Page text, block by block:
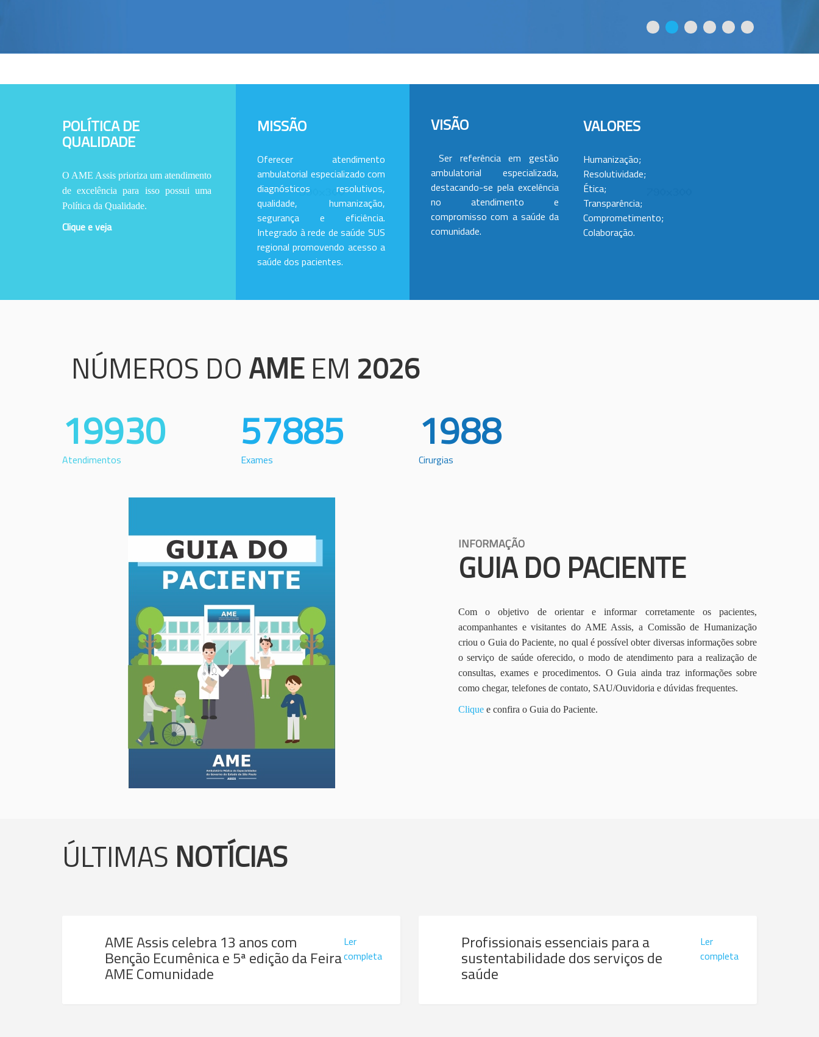
POLÍTICA DE
QUALIDADE
O AME Assis prioriza um atendimento
de excelência para isso possui uma
Política da Qualidade.
Clique e veja
MISSÃO
Oferecer atendimento
ambulatorial especializado com
diagnósticos resolutivos,
qualidade, humanização,
segurança e eficiência.
Integrado à rede de saúde SUS
regional promovendo acesso a
saúde dos pacientes.
VISÃO
Ser referência em gestão
ambulatorial especializada,
destacando-se pela excelência
no atendimento e
compromisso com a saúde da
comunidade.
VALORES
Humanização;
Resolutividade;
Ética;
Transparência;
Comprometimento;
Colaboração.
NÚMEROS DO AME EM 2026
19930
Atendimentos
57885
Exames
1988
Cirurgias
INFORMAÇÃO
GUIA DO PACIENTE
Com o objetivo de orientar e informar corretamente os pacientes,
acompanhantes e visitantes do AME Assis, a Comissão de Humanização
criou o Guia do Paciente, no qual é possível obter diversas informações sobre
o serviço de saúde oferecido, o modo de atendimento para a realização de
consultas, exames e procedimentos. O Guia ainda traz informações sobre
como chegar, telefones de contato, SAU/Ouvidoria e dúvidas frequentes.
Clique e confira o Guia do Paciente.
ÚLTIMAS NOTÍCIAS
AME Assis celebra 13 anos com
Benção Ecumênica e 5ª edição da Feira
AME Comunidade
Ler
completa
Profissionais essenciais para a
sustentabilidade dos serviços de
saúde
Ler
completa